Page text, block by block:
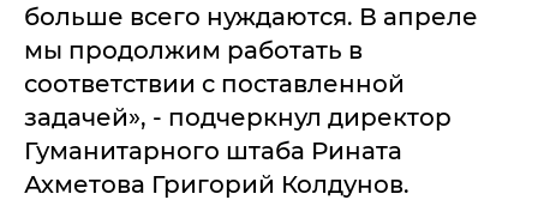
больше всего нуждаются. В апреле
мы продолжим работать в
соответствии c поставленной
задачей», - подчеркнул директор
Гуманитарного штаба Рината
Ахметова Григорий Колдунов.